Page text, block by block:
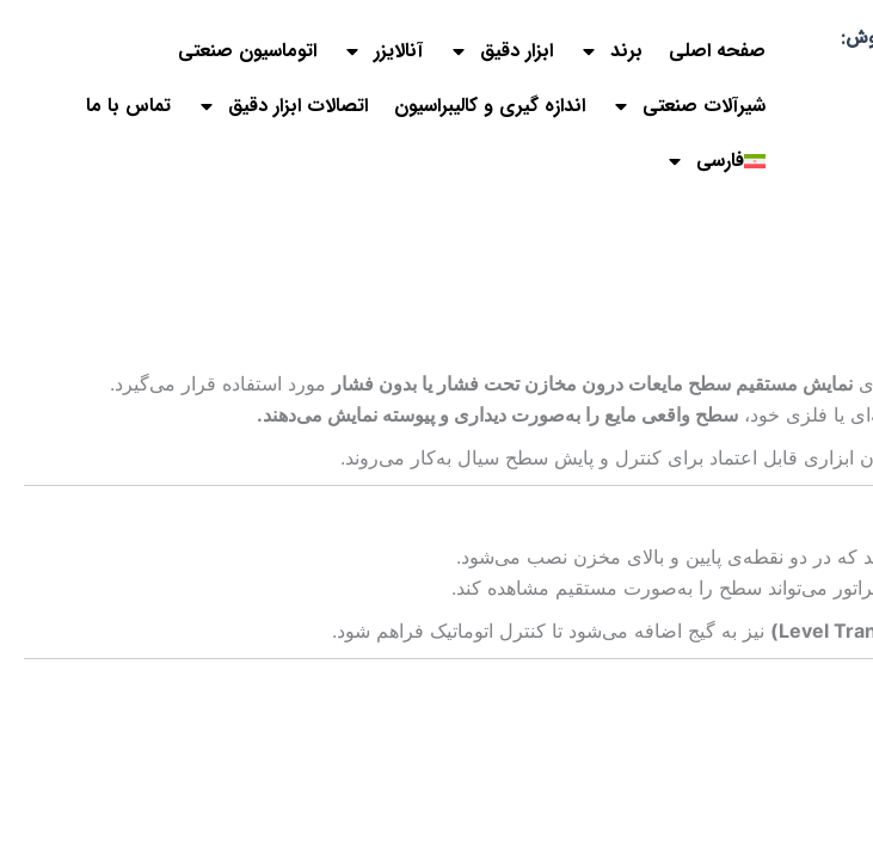
صفحه اصلی برند ابزار دقیق آنالایزر
اتوماسیون صنعتی
شیرآلات صنعتی
اندازه گیری و کالیبراسیون اتصالات ابزار دقیق
تماس با ما
فارسی
نمایش مستقیم سطح مایعات درون مخازن تحت فشار یا بدون فشار مورد استفاده قرار می‌گیرد.
یا فلزی خود، سطح واقعی مایع را به‌صورت دیداری و پیوسته نمایش می‌دهند.
ابزاری قابل اعتماد برای کنترل و پایش سطح سیال به‌کار می‌روند.
که در دو نقطه‌ی پایین و بالای مخزن نصب می‌شود.
می‌تواند سطح را به‌صورت مستقیم مشاهده کند.
نیز به گیج اضافه می‌شود تا کنترل اتوماتیک فراهم شود.